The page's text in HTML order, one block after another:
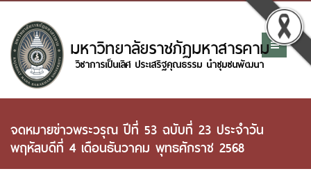
จดหมายข่าวพระวรุณ ปีที่ 53 ฉบับที่ 23 ประจำวัน
พฤหัสบดีที่ 4 เดือนธันวาคม พุทธศักราช 2568